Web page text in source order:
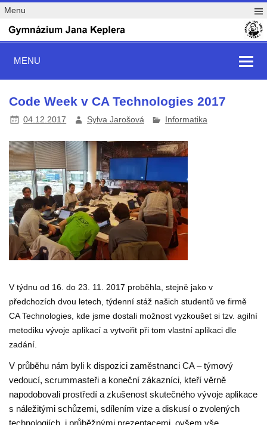
Menu
MENU
Code Week v CA Technologies 2017
04.12.2017 Sylva Jarošová Informatika
V týdnu od 16. do 23. 11. 2017 proběhla, stejně jako v
předchozích dvou letech, týdenní stáž našich studentů ve firmě
CA Technologies, kde jsme dostali možnost vyzkoušet si tzv. agilní
metodiku vývoje aplikací a vytvořit při tom vlastní aplikaci dle
zadání.
V průběhu nám byli k dispozici zaměstnanci CA – týmový
vedoucí, scrummasteři a koneční zákazníci, kteří věrně
napodobovali prostředí a zkušenost skutečného vývoje aplikace
s náležitými schůzemi, sdílením vize a diskusí o zvolených
technologiích, i průběžnými prezentacemi, ovšem vše